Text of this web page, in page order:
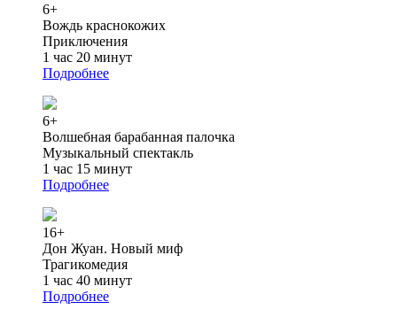
6+
Вождь краснокожих
Приключения
1 час 20 минут
Подробнее
6+
Волшебная барабанная палочка
Музыкальный спектакль
1 час 15 минут
Подробнее
16+
Дон Жуан. Новый миф
Трагикомедия
1 час 40 минут
Подробнее